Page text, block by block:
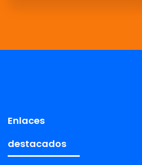
Enlaces
destacados